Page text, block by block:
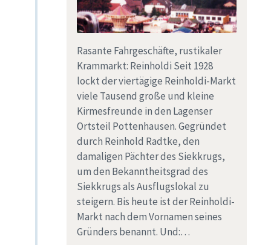
Rasante Fahrgeschäfte, rustikaler
Krammarkt: Reinholdi Seit 1928
lockt der viertägige Reinholdi-Markt
viele Tausend große und kleine
Kirmesfreunde in den Lagenser
Ortsteil Pottenhausen. Gegründet
durch Reinhold Radtke, den
damaligen Pächter des Siekkrugs,
um den Bekanntheitsgrad des
Siekkrugs als Ausflugslokal zu
steigern. Bis heute ist der Reinholdi-
Markt nach dem Vornamen seines
Gründers benannt. Und:…